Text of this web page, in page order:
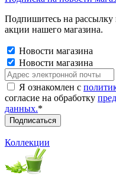
Подпишитесь на рассылку
акции нашего магазина.
Новости магазина
Новости магазина
Я ознакомлен с
согласие на обработку
данных.*
Коллекции